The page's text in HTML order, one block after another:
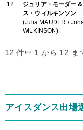
12
ジュリア・モーダー
ス・ウィルキンソン
(Julia MAUDER /
WILKINSON)
12 件中 1 から 12 ま
アイスダンス出場